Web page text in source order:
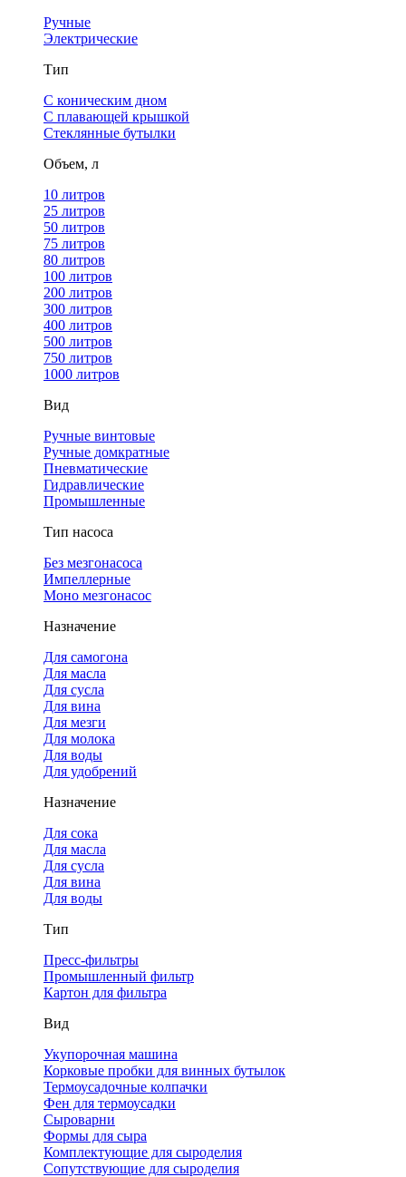
Ручные
Электрические
Тип
С коническим дном
С плавающей крышкой
Стеклянные бутылки
Объем, л
10 литров
25 литров
50 литров
75 литров
80 литров
100 литров
200 литров
300 литров
400 литров
500 литров
750 литров
1000 литров
Вид
Ручные винтовые
Ручные домкратные
Пневматические
Гидравлические
Промышленные
Тип насоса
Без мезгонасоса
Импеллерные
Моно мезгонасос
Назначение
Для самогона
Для масла
Для сусла
Для вина
Для мезги
Для молока
Для воды
Для удобрений
Назначение
Для сока
Для масла
Для сусла
Для вина
Для воды
Тип
Пресс-фильтры
Промышленный фильтр
Картон для фильтра
Вид
Укупорочная машина
Корковые пробки для винных бутылок
Термоусадочные колпачки
Фен для термоусадки
Сыроварни
Формы для сыра
Комплектующие для сыроделия
Сопутствующие для сыроделия